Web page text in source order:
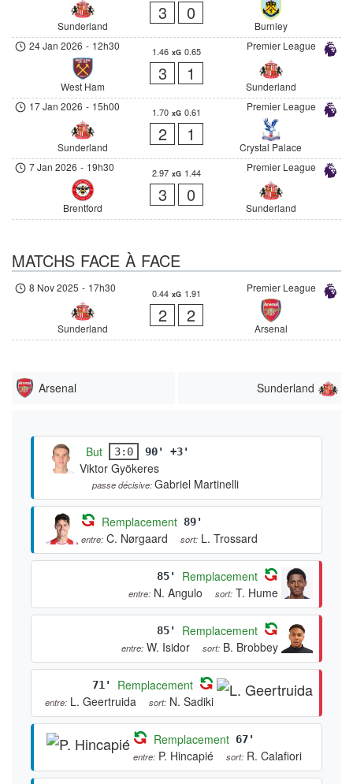
Sunderland
3 0
Burnley
Premier League
24 Jan 2026 - 12h30
West Ham
1.46 xG 0.65
3 1
Sunderland
Premier League
17 Jan 2026 - 15h00
Sunderland
1.70 xG 0.61
2 1
Crystal Palace
Premier League
7 Jan 2026 - 19h30
Brentford
2.97 xG 1.44
3 0
Sunderland
MATCHS FACE À FACE
Premier League
8 Nov 2025 - 17h30
Sunderland
0.44 xG 1.91
2 2
Arsenal
Arsenal Sunderland
But 3:0 90' +3'
Viktor Gyökeres
passe décisive:Gabriel Martinelli
Remplacement 89'
entre: C. Nørgaard sort: L. Trossard
85' Remplacement
entre: N. Angulo sort: T. Hume
85' Remplacement
entre: W. Isidor sort: B. Brobbey
71' Remplacement
entre: L. Geertruida sort: N. Sadiki
Remplacement 67'
entre: P. Hincapié sort: R. Calafiori